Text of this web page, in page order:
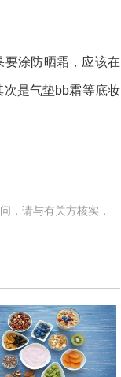
涂防晒霜，应该在
是气垫bb霜等底妆
，请与有关方核实，